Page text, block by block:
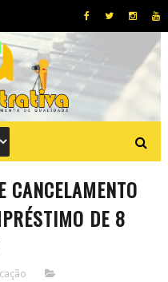
CANCELAMENTO
DE 8